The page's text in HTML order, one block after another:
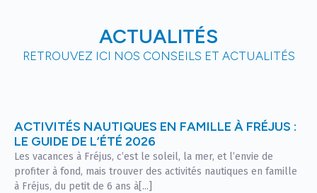
ACTUALITÉS
RETROUVEZ ICI NOS CONSEILS ET ACTUALITÉS
ACTIVITÉS NAUTIQUES EN FAMILLE À FRÉJUS :
LE GUIDE DE L’ÉTÉ 2026
Les vacances à Fréjus, c’est le soleil, la mer, et l’envie de
profiter à fond, mais trouver des activités nautiques en famille
à Fréjus, du petit de 6 ans à[...]